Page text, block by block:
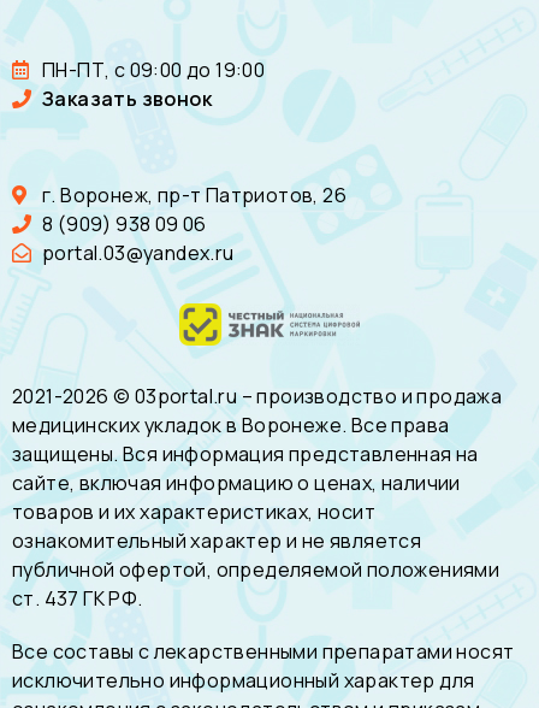
ПН-ПТ, с 09:00 до 19:00
Заказать звонок
г. Воронеж, пр-т Патриотов, 26
8 (909) 938 09 06
portal.03@yandex.ru
2021-2026 © 03portal.ru – производство и продажа
медицинских укладок в Воронеже. Все права
защищены. Вся информация представленная на
сайте, включая информацию о ценах, наличии
товаров и их характеристиках, носит
ознакомительный характер и не является
публичной офертой, определяемой положениями
ст. 437 ГК РФ.
Все составы с лекарственными препаратами носят
исключительно информационный характер для